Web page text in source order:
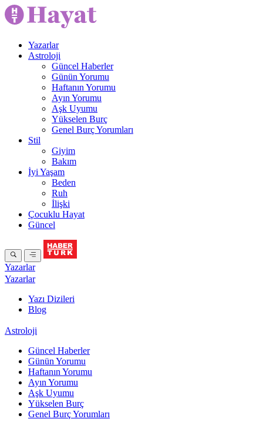
Yazarlar
Astroloji
Güncel Haberler
Günün Yorumu
Haftanın Yorumu
Ayın Yorumu
Aşk Uyumu
Yükselen Burç
Genel Burç Yorumları
Stil
Giyim
Bakım
İyi Yaşam
Beden
Ruh
İlişki
Çocuklu Hayat
Güncel
Yazarlar
Yazarlar
Yazı Dizileri
Blog
Astroloji
Güncel Haberler
Günün Yorumu
Haftanın Yorumu
Ayın Yorumu
Aşk Uyumu
Yükselen Burç
Genel Burç Yorumları